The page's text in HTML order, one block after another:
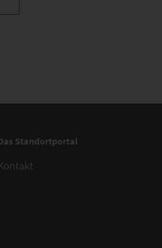
Standortportal